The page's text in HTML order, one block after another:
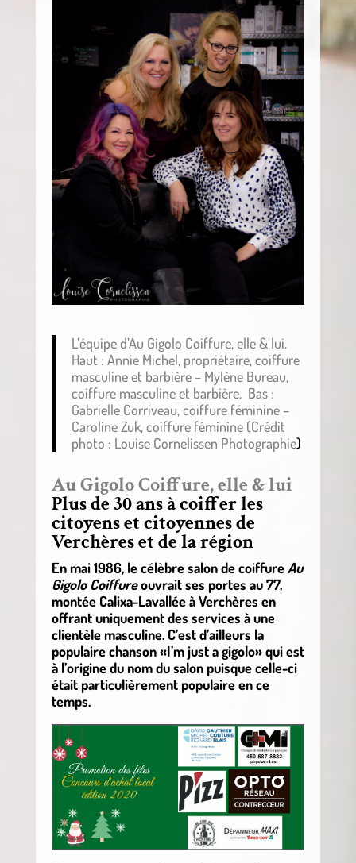
L’équipe d’Au Gigolo Coiffure, elle & lui.
Haut : Annie Michel, propriétaire, coiffure
masculine et barbière – Mylène Bureau,
coiffure masculine et barbière. Bas :
Gabrielle Corriveau, coiffure féminine –
Caroline Zuk, coiffure féminine (Crédit
photo : Louise Cornelissen Photographie)
Au Gigolo Coiffure, elle & lui
Plus de 30 ans à coiffer les
citoyens et citoyennes de
Verchères et de la région
En mai 1986, le célèbre salon de coiffureAu
Gigolo Coiffureouvrait ses portes au 77,
montée Calixa-Lavallée à Verchères en
offrant uniquement des services à une
clientèle masculine. C’est d’ailleurs la
populaire chanson «I’m just a gigolo» qui est
à l’origine du nom du salon puisque celle-ci
était particulièrement populaire en ce
temps.